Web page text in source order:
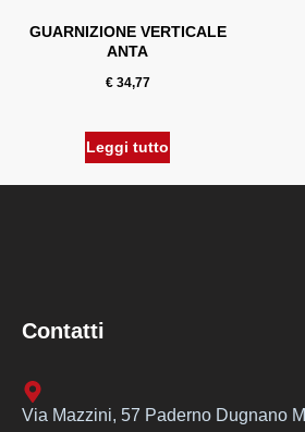
GUARNIZIONE VERTICALE
ANTA
€34,77
Leggi tutto
Contatti
Via Mazzini, 57 Paderno Dugnano MI